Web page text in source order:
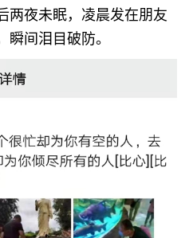
两夜未眠，凌晨发在朋友
瞬间泪目破防。